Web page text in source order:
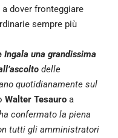
dover fronteggiare
sempre più
Ingala una grandissima
delle
quotidianamente sul
Walter Tesauro a
confermato la piena
tutti gli amministratori